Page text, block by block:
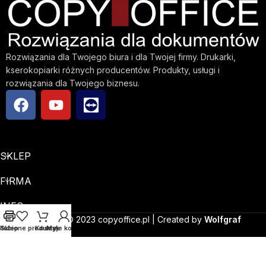
Rozwiązania dla Twojego biura i dla Twojej firmy. Drukarki,
kserokopiarki różnych producentów. Produkty, usługi i
rozwiązania dla Twojego biznesu.
SKLEP
FIRMA
INFO
Copyright © 2023 copyoffice.pl | Created by Wolfgraf
Sklep produkty
KoszykMoje konto